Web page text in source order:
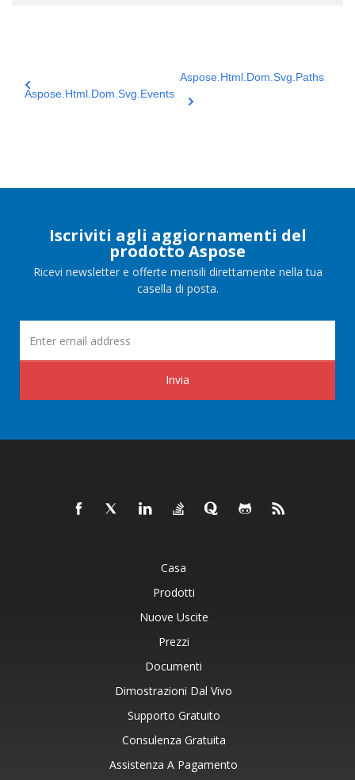
Aspose.Html.Dom.Svg.Events
Aspose.Html.Dom.Svg.Paths
Iscriviti agli aggiornamenti del
prodotto Aspose
Ricevi newsletter e offerte mensili direttamente nella tua
casella di posta.
Invia
Casa
Prodotti
Nuove Uscite
Prezzi
Documenti
Dimostrazioni Dal Vivo
Supporto Gratuito
Consulenza Gratuita
Assistenza A Pagamento